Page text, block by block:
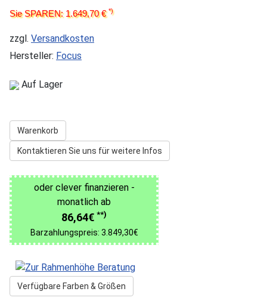
Sie SPAREN: 1.649,70 €*)
zzgl. Versandkosten
Hersteller: Focus
Auf Lager
Warenkorb
Kontaktieren Sie uns für weitere Infos
oder clever finanzieren -
monatlich ab
86,64€ **)
Barzahlungspreis: 3.849,30€
Verfügbare Farben & Größen